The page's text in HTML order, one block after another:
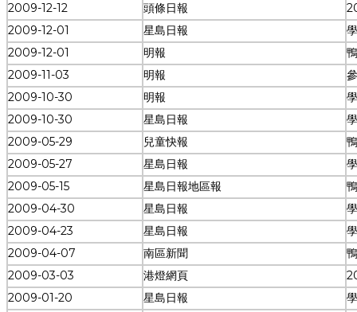
2009-12-12
頭條日報
2009-12-01
星島日報
2009-12-01
明報
2009-11-03
明報
2009-10-30
明報
2009-10-30
星島日報
2009-05-29
兒童快報
2009-05-27
星島日報
2009-05-15
星島日報地區報
2009-04-30
星島日報
2009-04-23
星島日報
2009-04-07
南區新聞
2009-03-03
港燈網頁
2009-01-20
星島日報